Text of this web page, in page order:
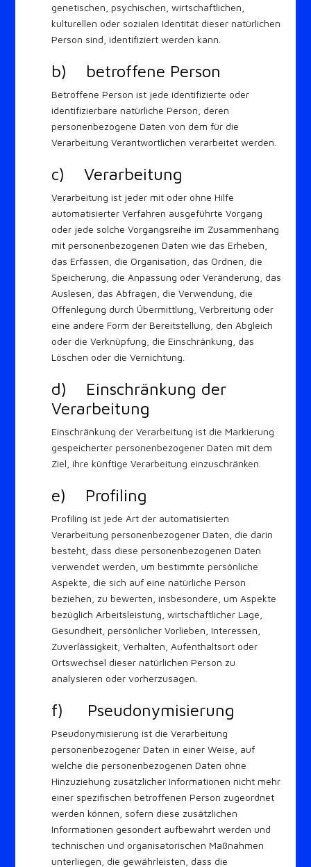
genetischen, psychischen, wirtschaftlichen,
kulturellen oder sozialen Identität dieser natürlichen
Person sind, identifiziert werden kann.
b) betroffene Person
Betroffene Person ist jede identifizierte oder
identifizierbare natürliche Person, deren
personenbezogene Daten von dem für die
Verarbeitung Verantwortlichen verarbeitet werden.
c) Verarbeitung
Verarbeitung ist jeder mit oder ohne Hilfe
automatisierter Verfahren ausgeführte Vorgang
oder jede solche Vorgangsreihe im Zusammenhang
mit personenbezogenen Daten wie das Erheben,
das Erfassen, die Organisation, das Ordnen, die
Speicherung, die Anpassung oder Veränderung, das
Auslesen, das Abfragen, die Verwendung, die
Offenlegung durch Übermittlung, Verbreitung oder
eine andere Form der Bereitstellung, den Abgleich
oder die Verknüpfung, die Einschränkung, das
Löschen oder die Vernichtung.
d) Einschränkung der
Verarbeitung
Einschränkung der Verarbeitung ist die Markierung
gespeicherter personenbezogener Daten mit dem
Ziel, ihre künftige Verarbeitung einzuschränken.
e) Profiling
Profiling ist jede Art der automatisierten
Verarbeitung personenbezogener Daten, die darin
besteht, dass diese personenbezogenen Daten
verwendet werden, um bestimmte persönliche
Aspekte, die sich auf eine natürliche Person
beziehen, zu bewerten, insbesondere, um Aspekte
bezüglich Arbeitsleistung, wirtschaftlicher Lage,
Gesundheit, persönlicher Vorlieben, Interessen,
Zuverlässigkeit, Verhalten, Aufenthaltsort oder
Ortswechsel dieser natürlichen Person zu
analysieren oder vorherzusagen.
f) Pseudonymisierung
Pseudonymisierung ist die Verarbeitung
personenbezogener Daten in einer Weise, auf
welche die personenbezogenen Daten ohne
Hinzuziehung zusätzlicher Informationen nicht mehr
einer spezifischen betroffenen Person zugeordnet
werden können, sofern diese zusätzlichen
Informationen gesondert aufbewahrt werden und
technischen und organisatorischen Maßnahmen
unterliegen, die gewährleisten, dass die